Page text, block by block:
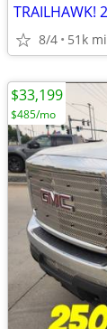
8/4 51k mi
$33,199
$485/mo